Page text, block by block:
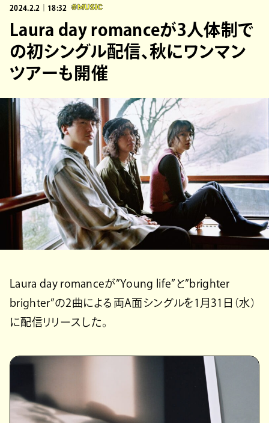
2024.2.2｜18:32 #MUSIC
Laura day romanceが3人体制で
の初シングル配信、秋にワンマン
ツアーも開催
Laura day romanceが”Young life”と”brighter
brighter”の2曲による両A面シングルを1月31日（水）
に配信リリースした。